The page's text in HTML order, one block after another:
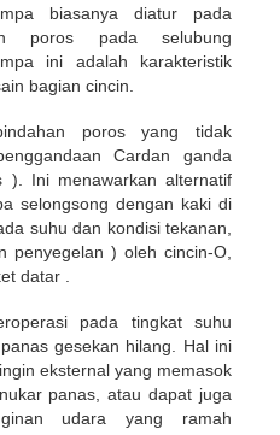
biasanya diatur pada
poros pada selubung
ini adalah karakteristik
bagian cincin.
poros yang tidak
Cardan ganda
). Ini menawarkan alternatif
selongsong dengan kaki di
suhu dan kondisi tekanan,
penyegelan ) oleh cincin-O,
datar .
pada tingkat suhu
gesekan hilang. Hal ini
eksternal yang memasok
panas, atau dapat juga
udara yang ramah